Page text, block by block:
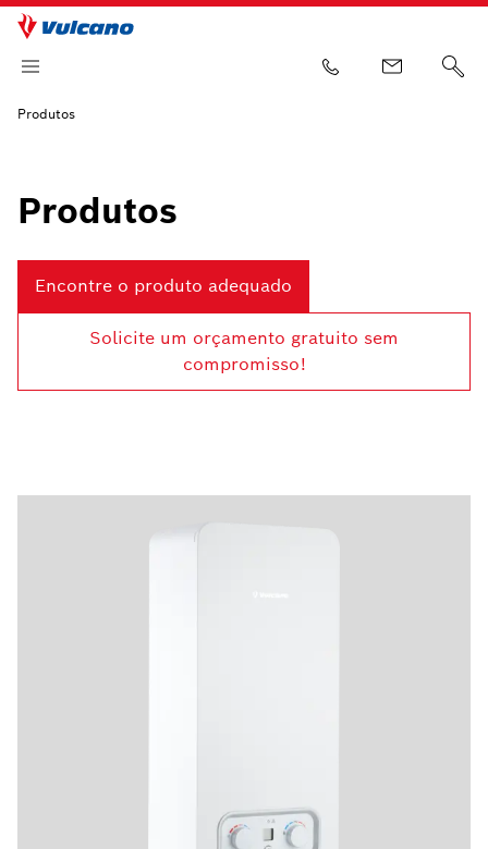
Produtos
Produtos
Encontre o produto adequado
Solicite um orçamento gratuito sem
compromisso!